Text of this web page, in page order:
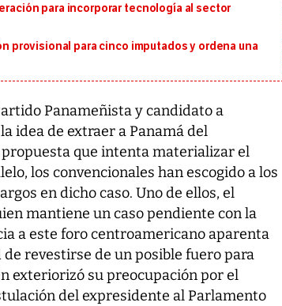
para incorporar tecnología al sector
provisional para cinco imputados y ordena una
Panameñista y candidato a
idea de extraer a Panamá del
que intenta materializar el
los convencionales han escogido a los
en dicho caso. Uno de ellos, el
mantiene un caso pendiente con la
a este foro centroamericano aparenta
revestirse de un posible fuero para
exteriorizó su preocupación por el
del expresidente al Parlamento